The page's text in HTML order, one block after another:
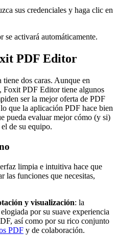
sus credenciales y haga clic en
activará automáticamente.
PDF Editor
dos caras. Aunque en
Foxit PDF Editor tiene algunos
ser la mejor oferta de PDF
que la aplicación PDF hace bien
pueda evaluar mejor cómo (y si)
de su equipo.
limpia e intuitiva hace que
las funciones que necesitas,
y visualización: la
por su suave experiencia
así como por su rico conjunto
PDF y de colaboración.